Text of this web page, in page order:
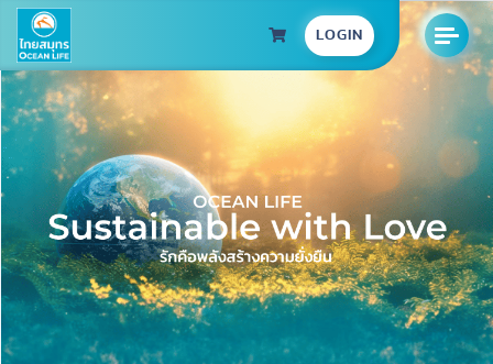
LOGIN